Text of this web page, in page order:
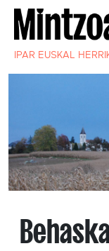
IPAR EUSKAL